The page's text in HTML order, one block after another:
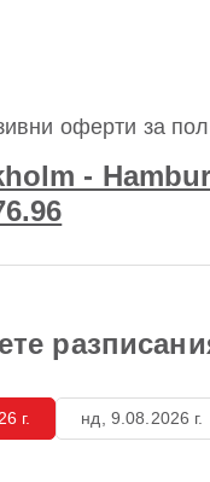
оферти за
-
г. нд, 9.08.2026 г.